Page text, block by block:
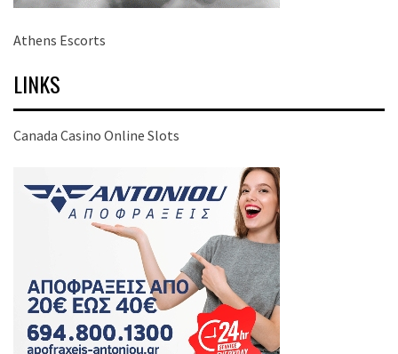
Athens Escorts
LINKS
Canada Casino Online Slots